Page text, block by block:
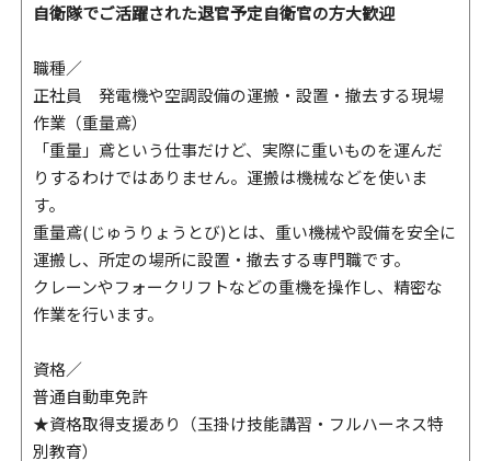
自衛隊でご活躍された退官予定自衛官の方大歓迎
職種／
正社員 発電機や空調設備の運搬・設置・撤去する現場
作業（重量鳶）
「重量」鳶という仕事だけど、実際に重いものを運んだ
りするわけではありません。運搬は機械などを使いま
す。
重量鳶(じゅうりょうとび)とは、重い機械や設備を安全に
運搬し、所定の場所に設置・撤去する専門職です。
クレーンやフォークリフトなどの重機を操作し、精密な
作業を行います。
資格／
普通自動車免許
★資格取得支援あり（玉掛け技能講習・フルハーネス特
別教育）